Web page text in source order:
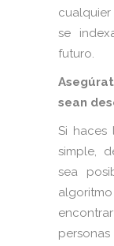
se
futuro.
sean
Si
simple,
sea